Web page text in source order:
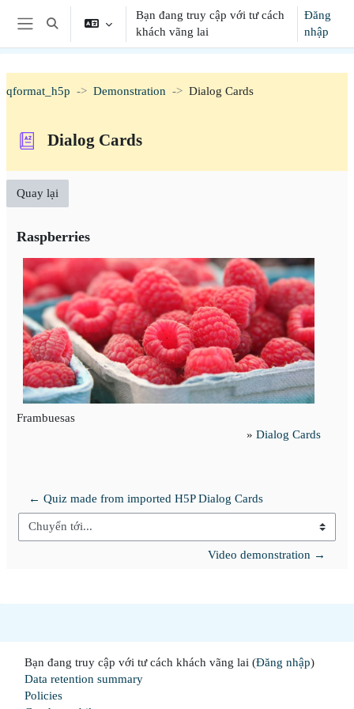
Chuyển tới nội dung chính
Bảng điều khiển cạnh
Chuyển đổi chọn tìm kiếm
Bạn đang truy cập với tư cách
khách vãng lai
Đăng
nhập
qformat_h5p Demonstration Dialog Cards
Dialog Cards
Quay lại
Raspberries
Frambuesas
» Dialog Cards
← Quiz made from imported H5P Dialog Cards
Chuyển tới...
Video demonstration →
Bạn đang truy cập với tư cách khách vãng lai (Đăng nhập)
Data retention summary
Policies